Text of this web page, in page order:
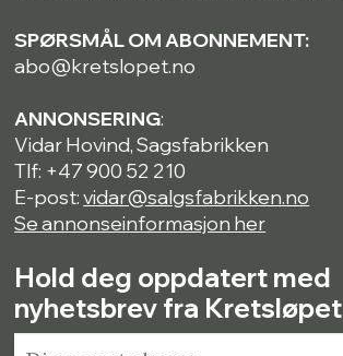
SPØRSMÅL OM ABONNEMENT:
abo@kretslopet.no
ANNONSERING:
Vidar Hovind, Sagsfabrikken
Tlf: +47 900 52 210
E-post:vidar@salgsfabrikken.no
Se annonseinformasjon her
Hold deg oppdatert med
nyhetsbrev fra Kretsløpet